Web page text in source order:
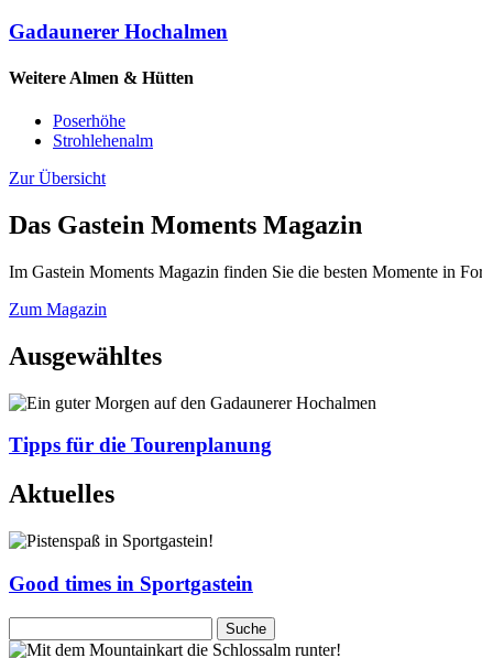
Gadaunerer Hochalmen
Weitere Almen & Hütten
Poserhöhe
Strohlehenalm
Zur Übersicht
Das Gastein Moments Magazin
Im Gastein Moments Magazin finden Sie die besten Momente in
Zum Magazin
Ausgewähltes
Tipps für die Tourenplanung
Aktuelles
Good times in Sportgastein